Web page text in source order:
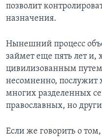
позволит
назначения.
Нынешний процесс
займет еще пять лет и,
цивилизованным
несомненно,
многих разделенных
православных, но
Если же говорить о